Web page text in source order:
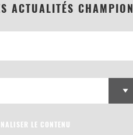
ACTUALITÉS CHAMPION
LE CONTENU